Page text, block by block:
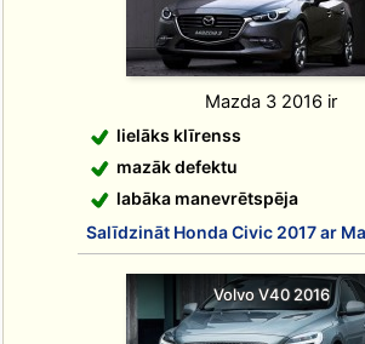
Mazda 3 2016 ir
lielāks klīrenss
mazāk defektu
labāka manevrētspēja
Salīdzināt Honda Civic 2017 ar
Volvo V40 2016